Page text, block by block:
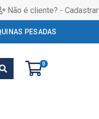
Não é cliente? - Cadastrar
PESADAS
0